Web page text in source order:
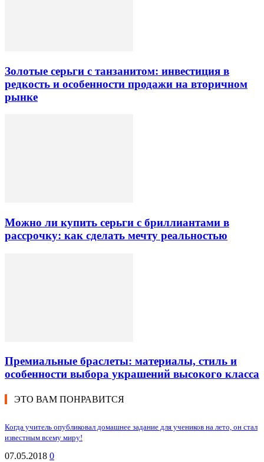
Золотые серьги с танзанитом: инвестиция в
редкость и особенности продажи на вторичном
рынке
Можно ли купить серьги с бриллиантами в
рассрочку: как сделать мечту реальностью
Премиальные браслеты: материалы, стиль и
особенности выбора украшений высокого класса
ЭТО ВАМ ПОНРАВИТСЯ
Когда учитель опубликовал домашнее задание для учеников на лето, он стал
известным всему миру!
07.05.2018 0